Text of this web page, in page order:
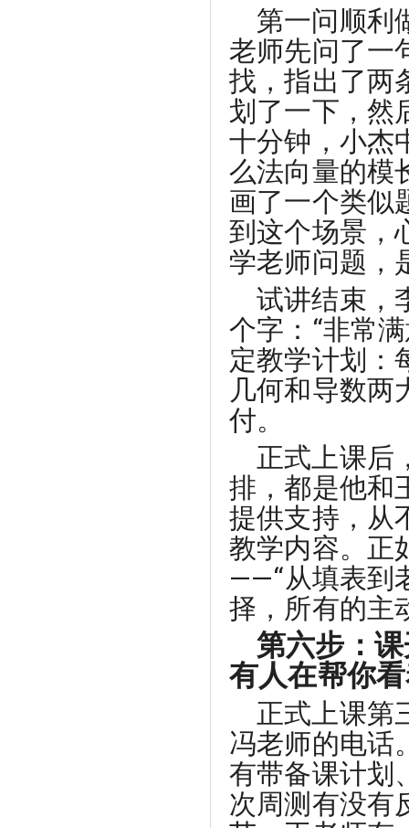
第一问顺利
老师先问了一
找，指出了两
划了一下，然
十分钟，小杰
么法向量的模
画了一个类似
到这个场景，
学老师问题，
试讲结束，
个字：“非常
定教学计划：
几何和导数两
付。
正式上课后
排，都是他和
提供支持，从
教学内容。正
——“从填表到
择，所有的主
第六步：
有人在帮你
正式上课第
冯老师的电话
有带备课计划
次周测有没有